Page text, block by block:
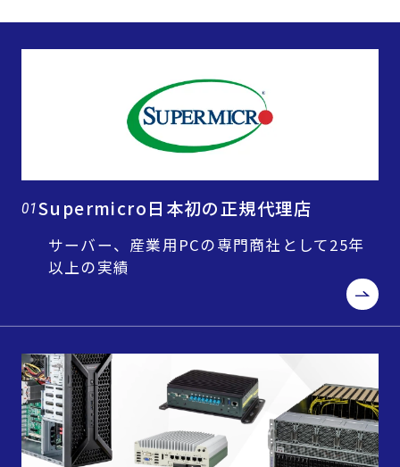
01Supermicro日本初の正規代理店
サーバー、産業用PCの専門商社として25年
以上の実績